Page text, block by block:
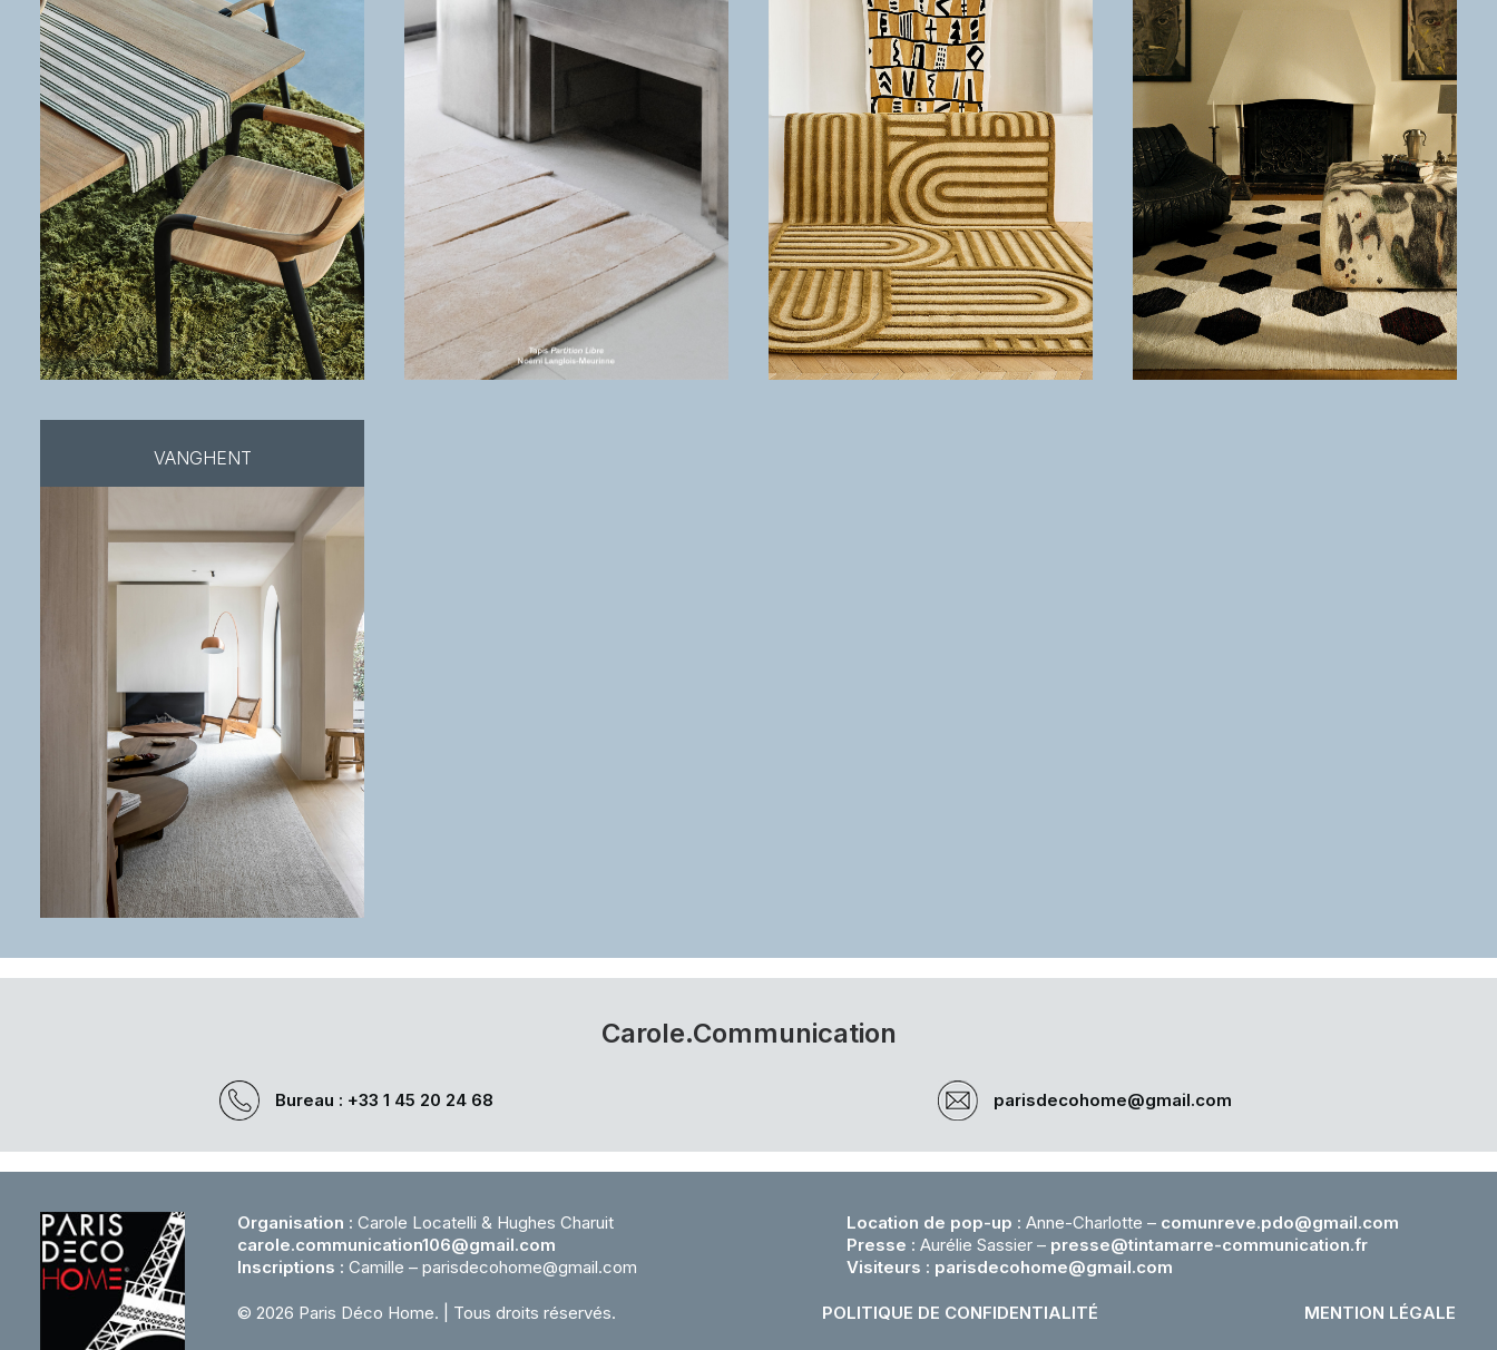
VANGHENT
Carole.Communication
Bureau : +33 1 45 20 24 68 parisdecohome@gmail.com
Organisation : Carole Locatelli & Hughes Charuit
carole.communication106@gmail.com
Inscriptions : Camille – parisdecohome@gmail.com
Location de pop-up : Anne-Charlotte – comunreve.pdo@gmail.com
Presse : Aurélie Sassier – presse@tintamarre-communication.fr
Visiteurs : parisdecohome@gmail.com
© 2026 Paris Déco Home. | Tous droits réservés. POLITIQUE DE CONFIDENTIALITÉ MENTION LÉGALE